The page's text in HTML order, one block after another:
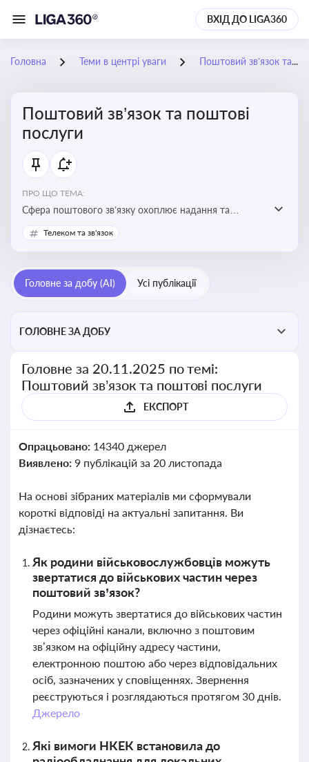
ВХІД ДО LIGA360
Головна Теми в центрі уваги Поштовий зв’язок та поштові послуги
Поштовий зв’язок та поштові
послуги
ПРО ЩО ТЕМА:
Сфера поштового зв’язку охоплює надання та
контроль послуг поштового обслуговування, що
регулюється спеціальним законодавством. Для
ліцензійних умов, участі в державних реєстрах і
забезпечення прав споживачів.
Телеком та зв'язок
Головне за добу (AI) Усі публікації
ГОЛОВНЕ ЗА ДОБУ
Головне за 20.11.2025 по темі:
Поштовий зв’язок та поштові послуги
ЕКСПОРТ
Опрацьовано: 14340 джерел
Виявлено: 9 публікацій за 20 листопада
На основі зібраних матеріалів ми сформували
короткі відповіді на актуальні запитання. Ви
дізнаєтесь:
Як родини військовослужбовців можуть
звертатися до військових частин через
поштовий зв’язок?
Родини можуть звертатися до військових частин
через офіційні канали, включно з поштовим
зв’язком на офіційну адресу частини,
електронною поштою або через відповідальних
осіб, зазначених у сповіщеннях. Звернення
реєструються і розглядаються протягом 30 днів.
Джерело
Які вимоги НКЕК встановила до